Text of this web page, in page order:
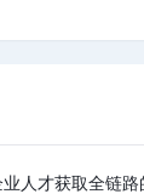
人才获取全链